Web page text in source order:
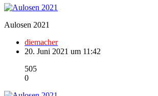
Aulosen 2021
diemacher
20. Juni 2021 um 11:42
505
0